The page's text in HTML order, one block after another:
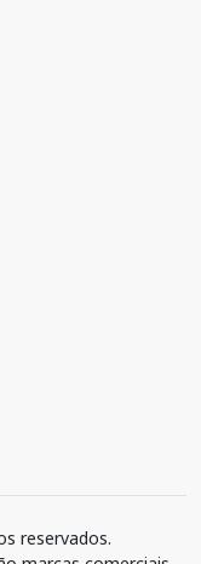
reservados.